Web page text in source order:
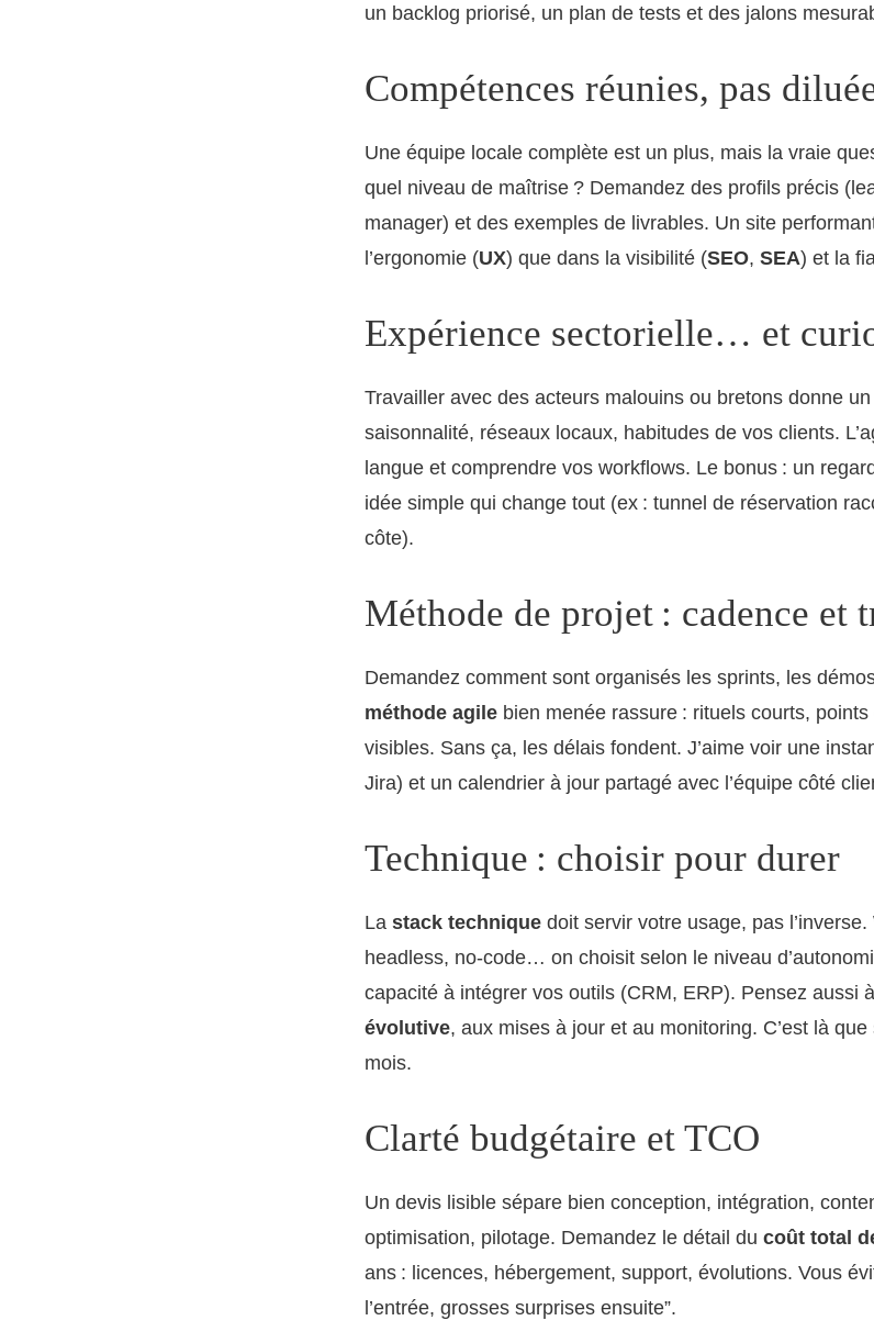
un backlog priorisé, un plan de tests et des jalons
Compétences réunies, pas
Une équipe locale complète est un plus, mais la vraie
quel niveau de maîtrise ? Demandez des profils précis
manager) et des exemples de livrables. Un site
l’ergonomie (UX) que dans la visibilité (SEO, SEA) et la
Expérience sectorielle… et
Travailler avec des acteurs malouins ou bretons donne
saisonnalité, réseaux locaux, habitudes de vos clients.
langue et comprendre vos workflows. Le bonus : un
idée simple qui change tout (ex : tunnel de réservation
côte).
Méthode de projet : cadence et
Demandez comment sont organisés les sprints, les
méthode agile bien menée rassure : rituels courts, points
visibles. Sans ça, les délais fondent. J’aime voir une
Jira) et un calendrier à jour partagé avec l’équipe côté
Technique : choisir pour durer
La stack technique doit servir votre usage, pas
headless, no‑code… on choisit selon le niveau
capacité à intégrer vos outils (CRM, ERP). Pensez aussi
évolutive, aux mises à jour et au monitoring. C’est là
mois.
Clarté budgétaire et TCO
Un devis lisible sépare bien conception, intégration,
optimisation, pilotage. Demandez le détail du coût total
ans : licences, hébergement, support, évolutions. Vous
l’entrée, grosses surprises ensuite”.